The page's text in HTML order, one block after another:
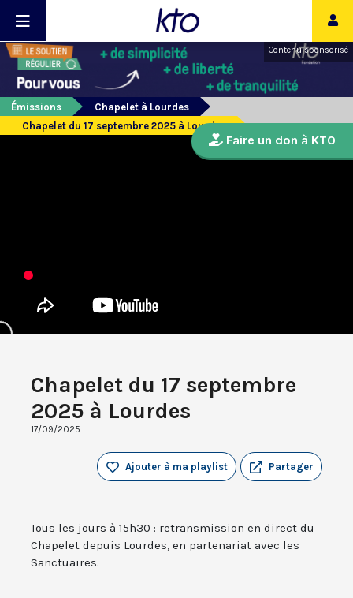
Contenu sponsorisé
Émissions
Chapelet à Lourdes
Chapelet du 17 septembre 2025 à Lourdes
Chapelet du 17 septembre
2025 à Lourdes
17/09/2025
Partager
Ajouter à ma playlist
Tous les jours à 15h30 : retransmission en direct du
Chapelet depuis Lourdes, en partenariat avec les
Sanctuaires.
Faire un don à KTO